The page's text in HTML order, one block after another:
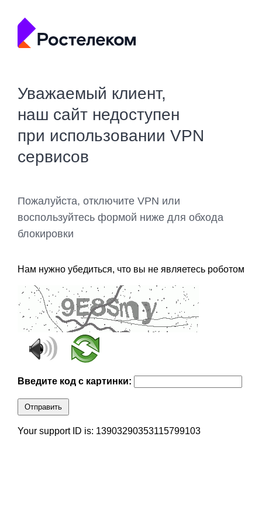
Уважаемый клиент,
наш сайт недоступен
при использовании VPN
сервисов
Пожалуйста, отключите VPN или
воспользуйтесь формой ниже для обхода
блокировки
Нам нужно убедиться, что вы не являетесь роботом
Введите код с картинки:
Отправить
Your support ID is: 13903290353115799103